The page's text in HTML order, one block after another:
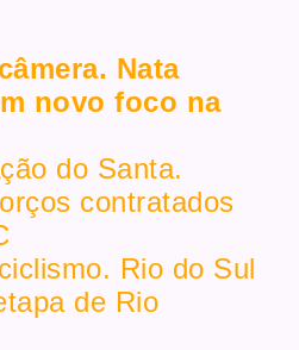
Nata
novo foco na
do Santa.
contratados
Rio do Sul
de Rio